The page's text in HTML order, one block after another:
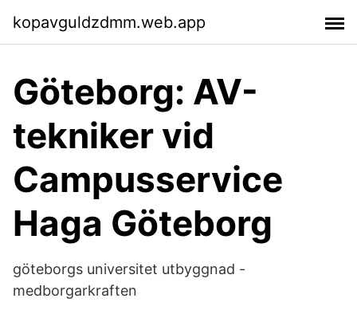
kopavguldzdmm.web.app
Göteborg: AV-
tekniker vid
Campusservice
Haga Göteborg
göteborgs universitet utbyggnad -
medborgarkraften